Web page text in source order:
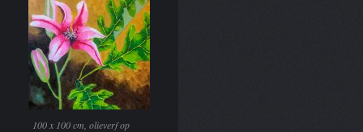
100 x 100 cm, olieverf op